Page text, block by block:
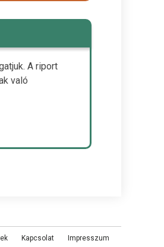
A riport
való
Kapcsolat Impresszum